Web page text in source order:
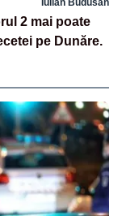
Iulian Budusan
2 mai poate
pe Dunăre.